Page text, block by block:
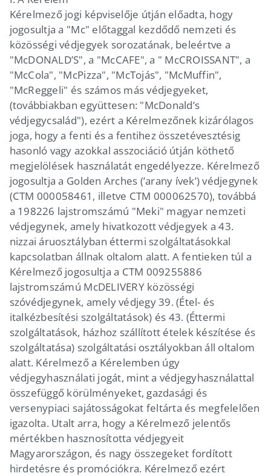
Kérelmező jogi képviselője útján előadta, hogy
jogosultja a "Mc" előtaggal kezdődő nemzeti és
közösségi védjegyek sorozatának, beleértve a
"McDONALD’S", a "McCAFE", a " McCROISSANT", a
"McCola", "McPizza", "McTojás", "McMuffin",
"McReggeli" és számos más védjegyeket,
(továbbiakban együttesen: "McDonald’s
védjegycsalád"), ezért a Kérelmezőnek kizárólagos
joga, hogy a fenti és a fentihez összetévesztésig
hasonló vagy azokkal asszociáció útján köthető
megjelölések használatát engedélyezze. Kérelmező
jogosultja a Golden Arches (’arany ívek’) védjegynek
(CTM 000058461, illetve CTM 000062570), továbbá
a 198226 lajstromszámú "Meki" magyar nemzeti
védjegynek, amely hivatkozott védjegyek a 43.
nizzai áruosztályban éttermi szolgáltatásokkal
kapcsolatban állnak oltalom alatt. A fentieken túl a
Kérelmező jogosultja a CTM 009255886
lajstromszámú McDELIVERY közösségi
szóvédjegynek, amely védjegy 39. (Étel- és
italkézbesítési szolgáltatások) és 43. (Éttermi
szolgáltatások, házhoz szállított ételek készítése és
szolgáltatása) szolgáltatási osztályokban áll oltalom
alatt. Kérelmező a Kérelemben úgy
védjegyhasználati jogát, mint a védjegyhasználattal
összefüggő körülményeket, gazdasági és
versenypiaci sajátosságokat feltárta és megfelelően
igazolta. Utalt arra, hogy a Kérelmező jelentős
mértékben hasznosította védjegyeit
Magyarországon, és nagy összegeket fordított
hirdetésre és promóciókra. Kérelmező ezért